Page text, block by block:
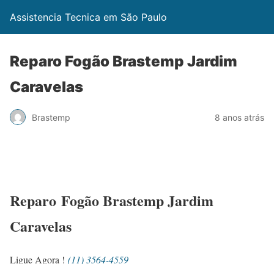
Assistencia Tecnica em São Paulo
Reparo Fogão Brastemp Jardim
Caravelas
Brastemp 8 anos atrás
Reparo Fogão Brastemp Jardim
Caravelas
Ligue Agora ! (11) 3564-4559